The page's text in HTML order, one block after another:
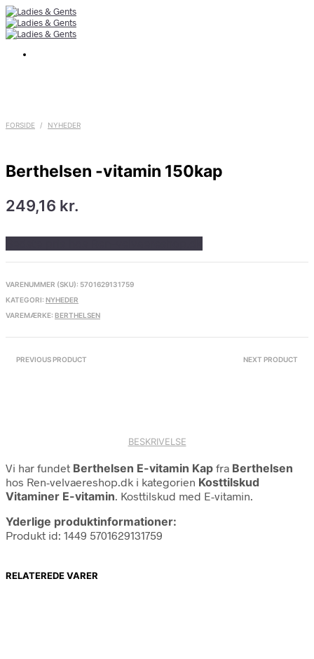
FORSIDE / NYHEDER
Berthelsen -vitamin 150kap
249,16 kr.
VARENUMMER (SKU): 5701629131759
KATEGORI: NYHEDER
VAREMÆRKE: BERTHELSEN
PREVIOUS PRODUCT NEXT PRODUCT
BESKRIVELSE
Vi har fundet Berthelsen E-vitamin Kap fra Berthelsen
hos Ren-velvaereshop.dk i kategorien Kosttilskud
Vitaminer E-vitamin. Kosttilskud med E-vitamin.
Yderlige produktinformationer:
Produkt id: 1449 5701629131759
RELATEREDE VARER